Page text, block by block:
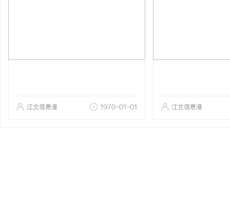
江北信息港 1970-01-01 江北信息港